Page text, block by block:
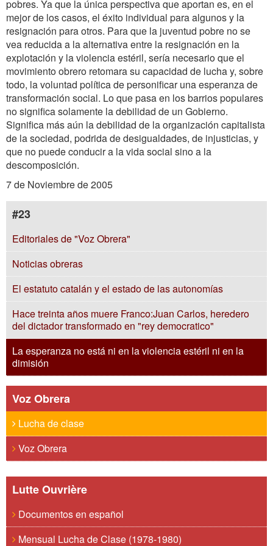
pobres. Ya que la única perspectiva que aportan es, en el
mejor de los casos, el éxito individual para algunos y la
resignación para otros. Para que la juventud pobre no se
vea reducida a la alternativa entre la resignación en la
explotación y la violencia estéril, sería necesario que el
movimiento obrero retomara su capacidad de lucha y, sobre
todo, la voluntad política de personificar una esperanza de
transformación social. Lo que pasa en los barrios populares
no significa solamente la debilidad de un Gobierno.
Significa más aún la debilidad de la organización capitalista
de la sociedad, podrida de desigualdades, de injusticias, y
que no puede conducir a la vida social sino a la
descomposición.
7 de Noviembre de 2005
#23
Editoriales de "Voz Obrera"
Noticias obreras
El estatuto catalán y el estado de las autonomías
Hace treinta años muere Franco:Juan Carlos, heredero
del dictador transformado en "rey democratico"
La esperanza no está ni en la violencia estéril ni en la
dimisión
Voz Obrera
Lucha de clase
Voz Obrera
Lutte Ouvrière
Documentos en español
Mensual Lucha de Clase (1978-1980)